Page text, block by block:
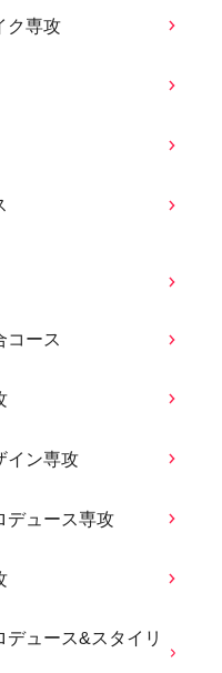
ク専攻
コース
イン専攻
デュース専攻
ュース&スタイリ